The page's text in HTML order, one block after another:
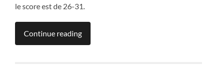
le score est de 26-31.
Continue reading